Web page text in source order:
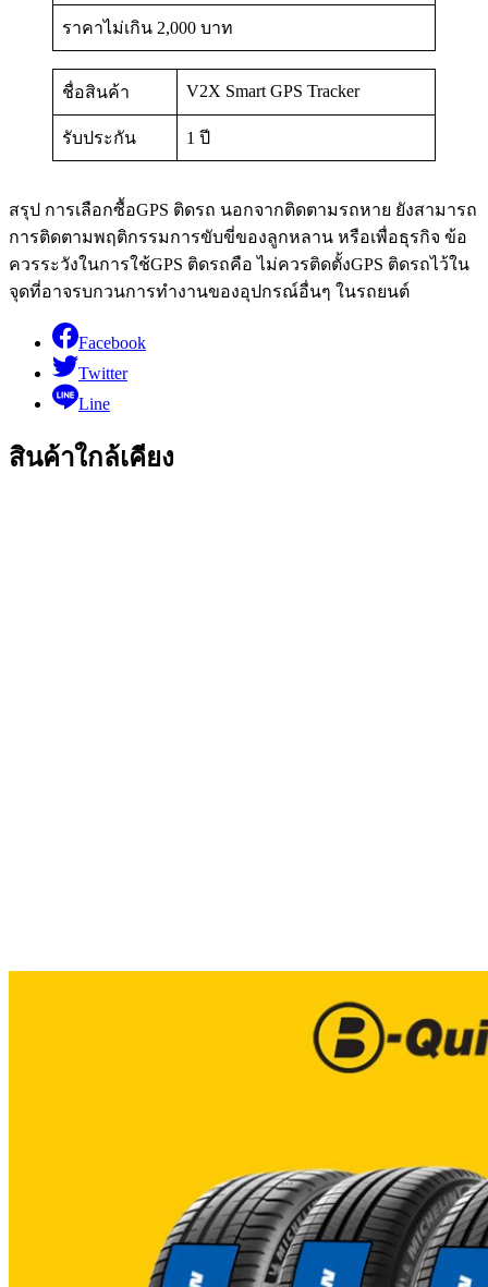
ราคาไม่เกิน 2,000 บาท
ชื่อสินค้า V2X Smart GPS Tracker
รับประกัน 1 ปี
สรุป การเลือกซื้อGPS ติดรถ นอกจากติดตามรถหาย ยังสามารถ
การติดตามพฤติกรรมการขับขี่ของลูกหลาน หรือเพื่อธุรกิจ ข้อ
ควรระวังในการใช้GPS ติดรถคือ ไม่ควรติดตั้งGPS ติดรถไว้ใน
จุดที่อาจรบกวนการทำงานของอุปกรณ์อื่นๆ ในรถยนต์
Facebook
Twitter
Line
สินค้าใกล้เคียง